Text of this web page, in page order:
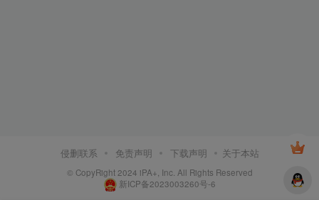
侵删联系 免责声明 下载声明 关于本站
© CopyRight 2024 iPA+, Inc. All Rights Reserved
新ICP备2023003260号-6